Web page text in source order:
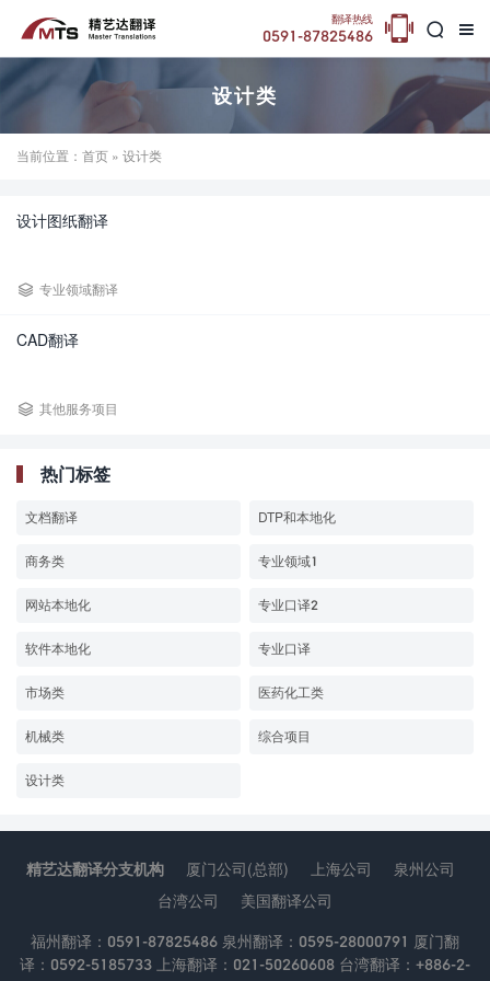


翻译热线
0591-87825486 
设计类
当前位置： 首页 » 设计类
设计图纸翻译
 专业领域翻译
CAD翻译
 其他服务项目
热门标签
文档翻译 DTP和本地化
商务类 专业领域1
网站本地化 专业口译2
软件本地化 专业口译
市场类 医药化工类
机械类 综合项目
设计类
精艺达翻译分支机构 厦门公司(总部) 上海公司
泉州公司
台湾公司
美国翻译公司
福州翻译：0591-87825486 泉州翻译：0595-28000791 厦门翻
译：0592-5185733 上海翻译：021-50260608 台湾翻译：+886-2-